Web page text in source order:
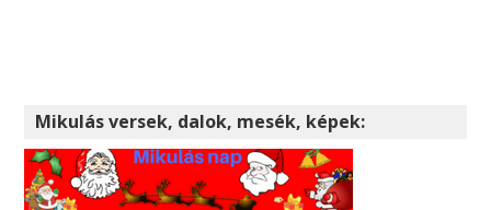
Mikulás versek, dalok, mesék, képek: